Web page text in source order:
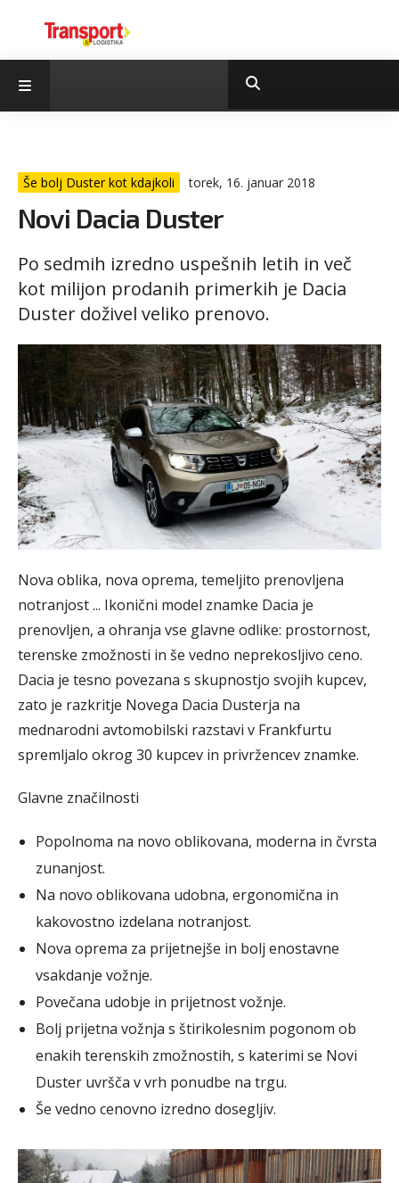
Še bolj Duster kot kdajkoli torek, 16. januar 2018
Novi Dacia Duster
Po sedmih izredno uspešnih letih in več
kot milijon prodanih primerkih je Dacia
Duster doživel veliko prenovo.
Nova oblika, nova oprema, temeljito prenovljena
notranjost ... Ikonični model znamke Dacia je
prenovljen, a ohranja vse glavne odlike: prostornost,
terenske zmožnosti in še vedno neprekosljivo ceno.
Dacia je tesno povezana s skupnostjo svojih kupcev,
zato je razkritje Novega Dacia Dusterja na
mednarodni avtomobilski razstavi v Frankfurtu
spremljalo okrog 30 kupcev in privržencev znamke.
Glavne značilnosti
Popolnoma na novo oblikovana, moderna in čvrsta
zunanjost.
Na novo oblikovana udobna, ergonomična in
kakovostno izdelana notranjost.
Nova oprema za prijetnejše in bolj enostavne
vsakdanje vožnje.
Povečana udobje in prijetnost vožnje.
Bolj prijetna vožnja s štirikolesnim pogonom ob
enakih terenskih zmožnostih, s katerimi se Novi
Duster uvršča v vrh ponudbe na trgu.
Še vedno cenovno izredno dosegljiv.